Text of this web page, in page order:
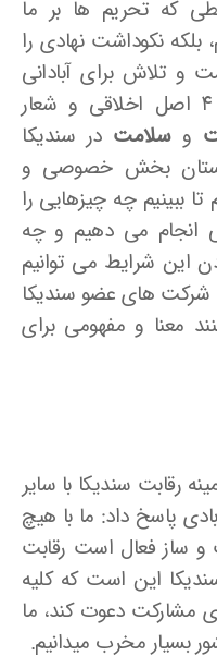
که تحریم ها بر ما
نکوداشت نهادی را
و تلاش برای آبادانی
کشور در کارنامه آن است. ما ۴ اصل اخلاقی و شعار
وسلامت در سندیکا
بخش خصوصی و
ببینیم چه چیزهایی را
انجام می­ دهیم و چه
این شرایط می­ توانیم
شرکت های عضو سندیکا
معنا و مفهومی برای
رقابت سندیکا با سایر
پاسخ داد: ما با هیچ
ساز فعال است رقابت
این است که کلیه
مشارکت دعوت کند، ما
بسیار مخرب می­دانیم.